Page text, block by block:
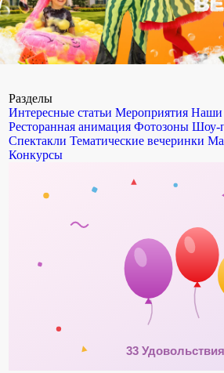
Разделы
Интересные статьи Мероприятия Наши
Ресторанная анимация Фотозоны Шоу-
Спектакли Тематические вечеринки
Конкурсы